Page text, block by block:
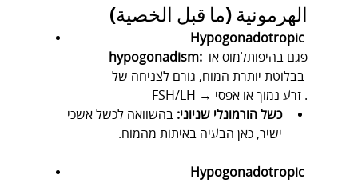
الهرمونية (ما قبل الخصية)
Hypogonadotropic
hypogonadism:
בבלוטת יותרת המוח, גורם לצניחה של
FSH/LH → זרע נמוך או אפסי .
כשל הורמונלי שניוני: בהשוואה לכשל אשכי
ישיר, כאן הבעיה באיתות מהמוח.
Hypogonadotropic